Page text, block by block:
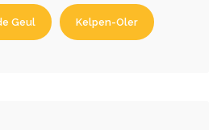
Geul Kelpen-Oler